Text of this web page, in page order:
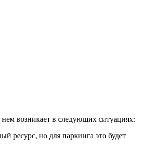
возникает в следующих ситуациях:
ресурс, но для паркинга это будет